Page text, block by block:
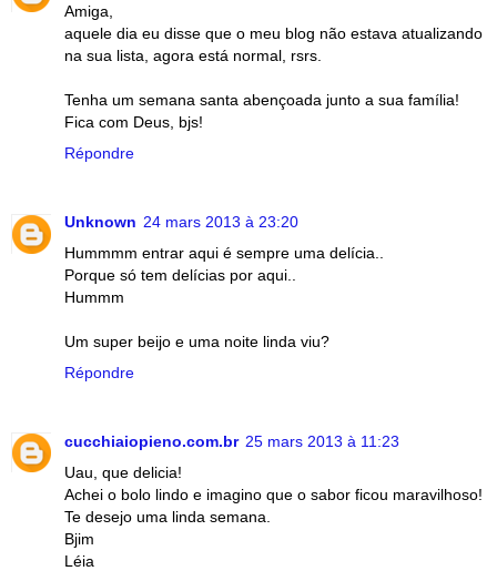
Amiga,
aquele dia eu disse que o meu blog não estava atualizando
na sua lista, agora está normal, rsrs.
Tenha um semana santa abençoada junto a sua família!
Fica com Deus, bjs!
Répondre
Unknown 24 mars 2013 à 23:20
Hummmm entrar aqui é sempre uma delícia..
Porque só tem delícias por aqui..
Hummm
Um super beijo e uma noite linda viu?
Répondre
cucchiaiopieno.com.br 25 mars 2013 à 11:23
Uau, que delicia!
Achei o bolo lindo e imagino que o sabor ficou maravilhoso!
Te desejo uma linda semana.
Bjim
Léia